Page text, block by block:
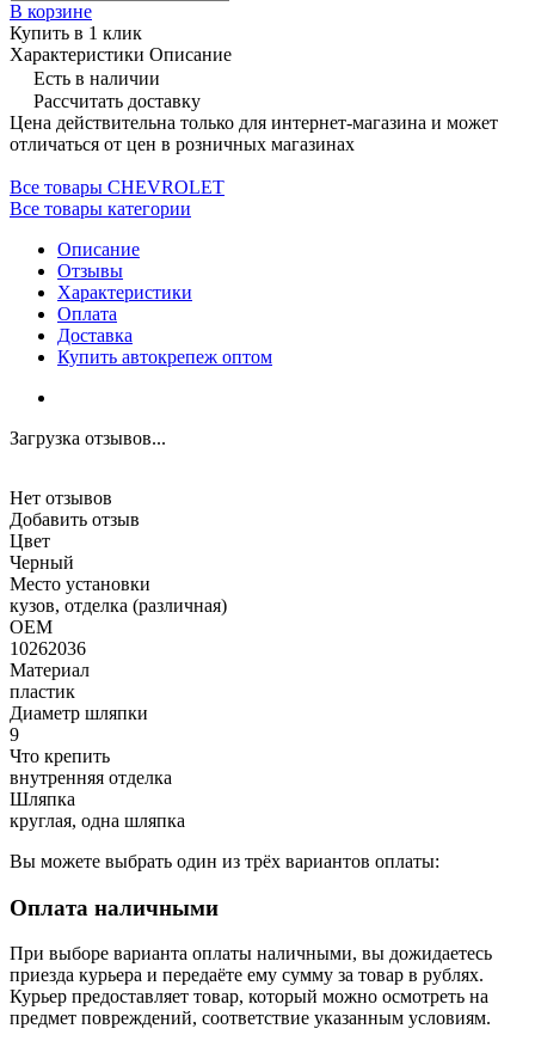
В корзине
Купить в 1 клик
Характеристики Описание
Есть в наличии
Рассчитать доставку
Цена действительна только для интернет-магазина и может
отличаться от цен в розничных магазинах
Все товары CHEVROLET
Все товары категории
Описание
Отзывы
Характеристики
Оплата
Доставка
Купить автокрепеж оптом
Загрузка отзывов...
Нет отзывов
Добавить отзыв
Цвет
Черный
Место установки
кузов, отделка (различная)
OEM
10262036
Материал
пластик
Диаметр шляпки
9
Что крепить
внутренняя отделка
Шляпка
круглая, одна шляпка
Вы можете выбрать один из трёх вариантов оплаты:
Оплата наличными
При выборе варианта оплаты наличными, вы дожидаетесь
приезда курьера и передаёте ему сумму за товар в рублях.
Курьер предоставляет товар, который можно осмотреть на
предмет повреждений, соответствие указанным условиям.